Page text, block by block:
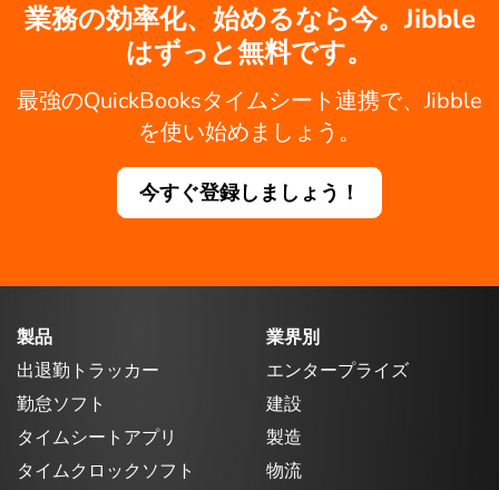
業務の効率化、始めるなら今。Jibble
はずっと無料です。
最強のQuickBooksタイムシート連携で、Jibble
を使い始めましょう。
今すぐ登録しましょう！
製品
出退勤トラッカー
勤怠ソフト
タイムシートアプリ
タイムクロックソフト
業界別
エンタープライズ
建設
製造
物流